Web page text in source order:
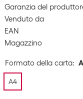
Garanzia del
Venduto da
EAN
Magazzino
Formato della carta:
A4